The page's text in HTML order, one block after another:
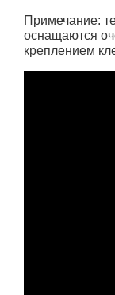
Примечание:
оснащаются
креплением